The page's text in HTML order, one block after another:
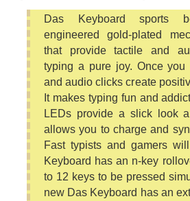
Das Keyboard sports
engineered gold-plated
that provide tactile and
typing a pure joy. Once you
and audio clicks create
It makes typing fun and
LEDs provide a slick look
allows you to charge and
Fast typists and gamers
Keyboard has an n-key
to 12 keys to be pressed
new Das Keyboard has an